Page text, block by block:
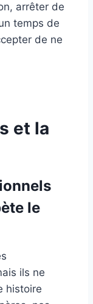
arrêter de
temps de
de ne
et la
le
ils ne
histoire